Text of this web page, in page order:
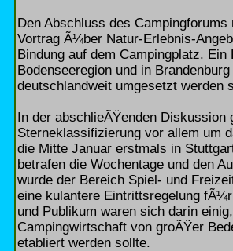
Den Abschluss des
Vortrag Ã¼ber Natur-Erlebnis-
Bindung auf dem Campingplatz.
Bodenseeregion und in
deutschlandweit umgesetzt werden
In der abschlieÃŸenden
Sterneklassifizierung vor allem um
die Mitte Januar erstmals in
betrafen die Wochentage und den
wurde der Bereich Spiel- und
eine kulantere Eintrittsregelung
und Publikum waren sich darin
Campingwirtschaft von groÃŸer
etabliert werden sollte.